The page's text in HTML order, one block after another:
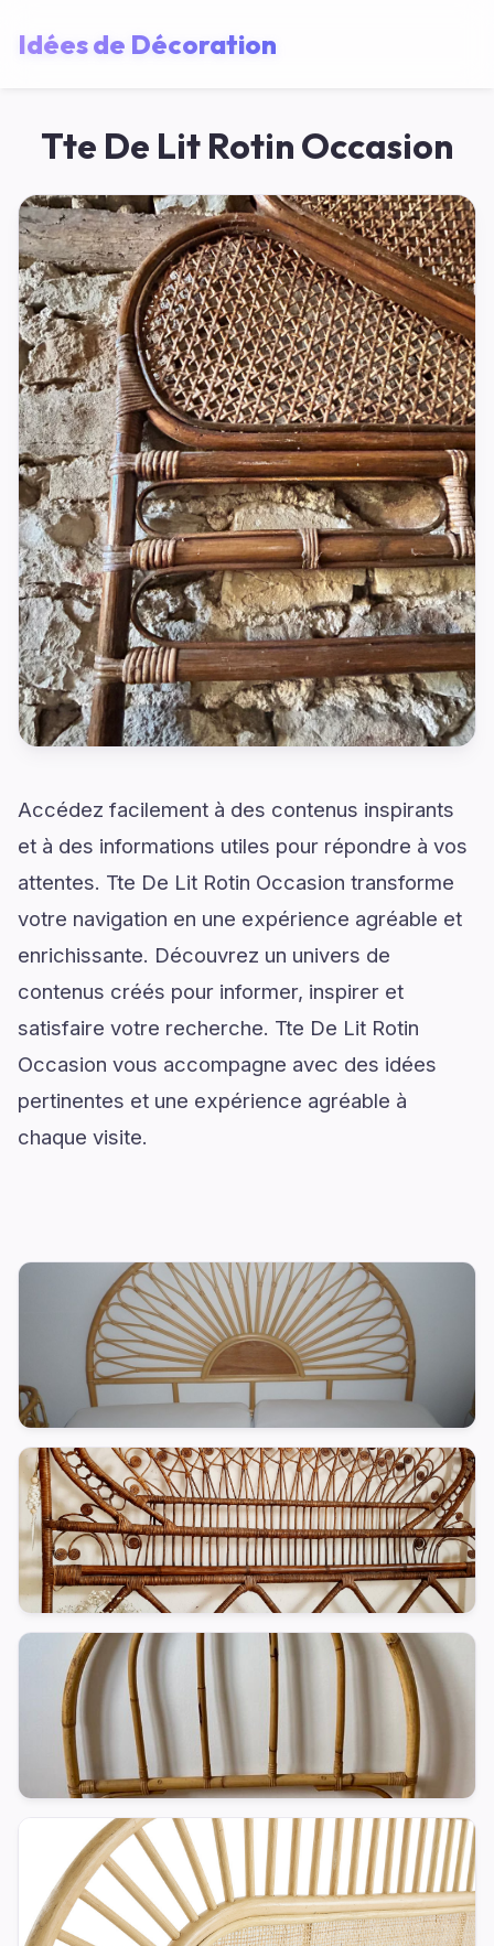
Idées de Décoration
Tte De Lit Rotin Occasion
Accédez facilement à des contenus inspirants
et à des informations utiles pour répondre à vos
attentes. Tte De Lit Rotin Occasion transforme
votre navigation en une expérience agréable et
enrichissante. Découvrez un univers de
contenus créés pour informer, inspirer et
satisfaire votre recherche. Tte De Lit Rotin
Occasion vous accompagne avec des idées
pertinentes et une expérience agréable à
chaque visite.